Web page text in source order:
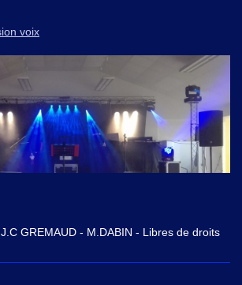
J.C GREMAUD - M.DABIN - Libres de droits